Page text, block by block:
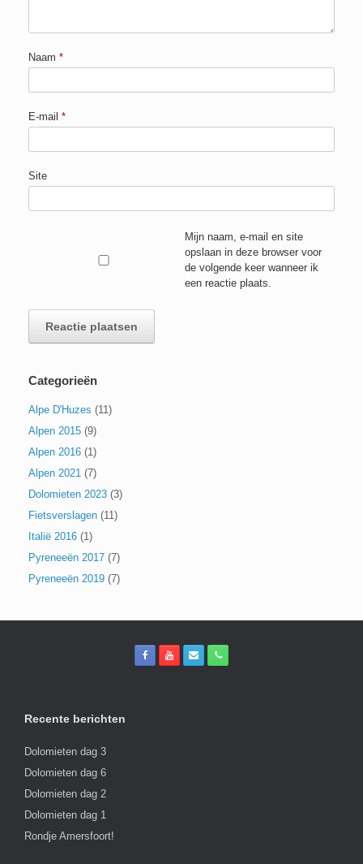
Naam *
E-mail *
Site
Mijn naam, e-mail en site
opslaan in deze browser voor
de volgende keer wanneer ik
een reactie plaats.
Categorieën
Alpe D'Huzes (11)
Alpen 2015 (9)
Alpen 2016 (1)
Alpen 2021 (7)
Dolomieten 2023 (3)
Fietsverslagen (11)
Italië 2016 (1)
Pyreneeën 2017 (7)
Pyreneeën 2019 (7)
Recente berichten
Dolomieten dag 3
Dolomieten dag 6
Dolomieten dag 2
Dolomieten dag 1
Rondje Amersfoort!